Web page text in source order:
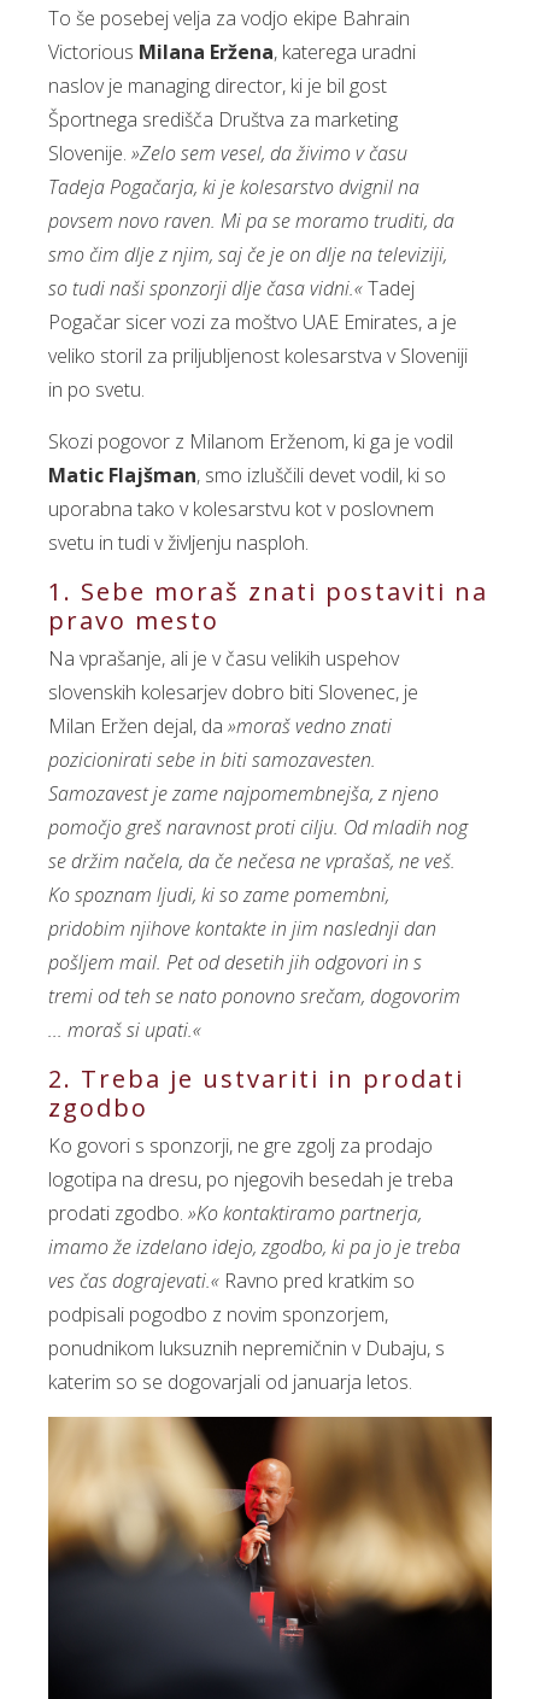
To še posebej velja za vodjo ekipe Bahrain
Victorious Milana Eržena, katerega uradni
naslov je managing director, ki je bil gost
Športnega središča Društva za marketing
Slovenije. »Zelo sem vesel, da živimo v času
Tadeja Pogačarja, ki je kolesarstvo dvignil na
povsem novo raven. Mi pa se moramo truditi, da
smo čim dlje z njim, saj če je on dlje na televiziji,
so tudi naši sponzorji dlje časa vidni.«Tadej
Pogačar sicer vozi za moštvo UAE Emirates, a je
veliko storil za priljubljenost kolesarstva v Sloveniji
in po svetu.
Skozi pogovor z Milanom Erženom, ki ga je vodil
Matic Flajšman, smo izluščili devet vodil, ki so
uporabna tako v kolesarstvu kot v poslovnem
svetu in tudi v življenju nasploh.
1. Sebe moraš znati postaviti na
pravo mesto
Na vprašanje, ali je v času velikih uspehov
slovenskih kolesarjev dobro biti Slovenec, je
Milan Eržen dejal, da »moraš vedno znati
pozicionirati sebe in biti samozavesten.
Samozavest je zame najpomembnejša, z njeno
pomočjo greš naravnost proti cilju. Od mladih nog
se držim načela, da če nečesa ne vprašaš, ne veš.
Ko spoznam ljudi, ki so zame pomembni,
pridobim njihove kontakte in jim naslednji dan
pošljem mail. Pet od desetih jih odgovori in s
tremi od teh se nato ponovno srečam, dogovorim
... moraš si upati.«
2. Treba je ustvariti in prodati
zgodbo
Ko govori s sponzorji, ne gre zgolj za prodajo
logotipa na dresu, po njegovih besedah je treba
prodati zgodbo. »Ko kontaktiramo partnerja,
imamo že izdelano idejo, zgodbo, ki pa jo je treba
ves čas dograjevati.« Ravno pred kratkim so
podpisali pogodbo z novim sponzorjem,
ponudnikom luksuznih nepremičnin v Dubaju, s
katerim so se dogovarjali od januarja letos.